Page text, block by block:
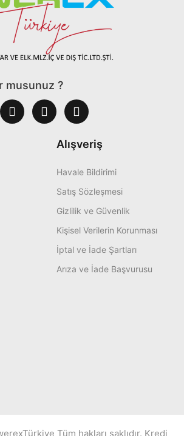
musunuz ?
Alışveriş
Havale Bildirimi
Satış Sözleşmesi
Gizlilik ve Güvenlik
Kişisel Verilerin Korunması
İptal ve İade Şartları
Arıza ve İade Başvurusu
Tüm hakları saklıdır. Kredi